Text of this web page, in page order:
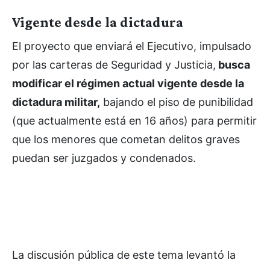
Vigente desde la dictadura
El proyecto que enviará el Ejecutivo, impulsado
por las carteras de Seguridad y Justicia, busca
modificar el régimen actual vigente desde la
dictadura militar, bajando el piso de punibilidad
(que actualmente está en 16 años) para permitir
que los menores que cometan delitos graves
puedan ser juzgados y condenados.
La discusión pública de este tema levantó la